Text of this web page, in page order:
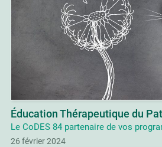
Éducation Thérapeutique du
Le CoDES 84 partenaire de vos
26 février 2024